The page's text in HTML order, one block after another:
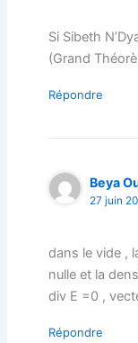
Si Sibeth
(Grand
Répondre
Beya
27 juin
dans le vide ,
nulle et la
div E =0 ,
Répondre